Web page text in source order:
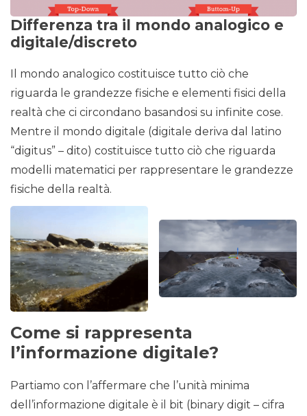
Differenza tra il mondo analogico e
digitale/discreto
Il mondo analogico costituisce tutto ciò che
riguarda le grandezze fisiche e elementi fisici della
realtà che ci circondano basandosi su infinite cose.
Mentre il mondo digitale (digitale deriva dal latino
“digitus” – dito) costituisce tutto ciò che riguarda
modelli matematici per rappresentare le grandezze
fisiche della realtà.
Come si rappresenta
l’informazione digitale?
Partiamo con l’affermare che l’unità minima
dell’informazione digitale è il bit (binary digit – cifra